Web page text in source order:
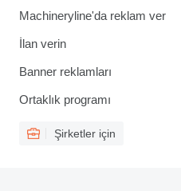
Machineryline'da reklam ver
İlan verin
Banner reklamları
Ortaklık programı
Şirketler için